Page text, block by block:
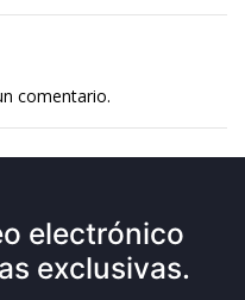
comentario.
electrónico
exclusivas.